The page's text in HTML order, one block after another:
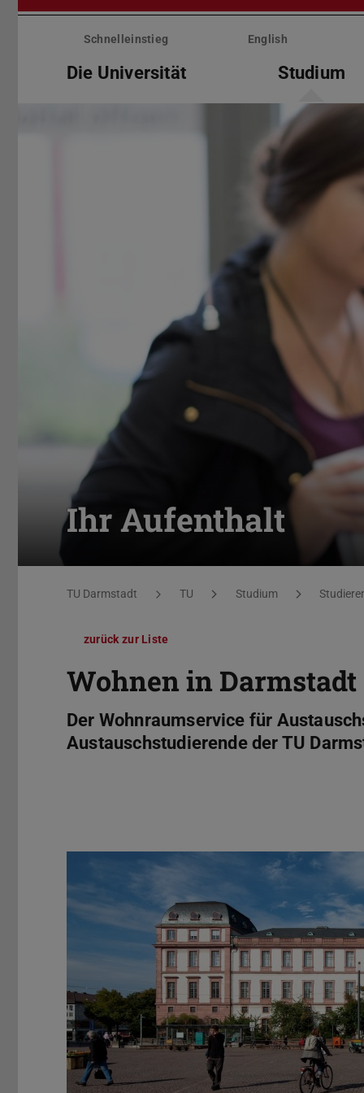
Menü
überspringenSchnelleinstieg English
Die Universität Studium
Ihr Aufenthalt
Sie befinden sich hier:
TU Darmstadt TU Studium
zurück zur Liste
Wohnen in
Der Wohnraumservice für
Austauschstudierende der TU